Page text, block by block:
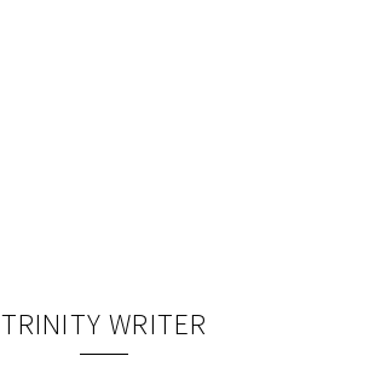
TRINITY WRITER